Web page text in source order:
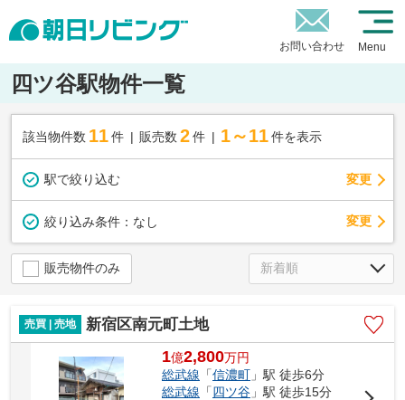
お問い合わせ Menu
四ツ谷駅物件一覧
該当物件数 11件 販売数 2 件 1～11 件を表示
駅で絞り込む 変更
絞り込み条件： なし 変更
販売物件のみ
売買 | 売地 新宿区南元町土地
1億2,800万円
総武線 「信濃町」駅 徒歩6分
総武線 「四ツ谷」駅 徒歩15分